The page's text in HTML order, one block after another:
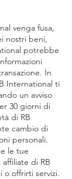
venga fusa,
nostri beni,
potrebbe
In
International ti
un avviso
30 giorni di
di RB
cambio di
personali.
le tue
di RB
o offrirti servizi.